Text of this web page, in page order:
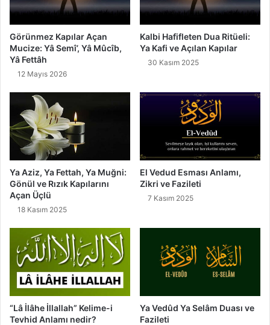
e
a
z
u
s
ı
ü
c
e
l
Görünmez Kapılar Açan
Mucize: Yâ Semî’, Yâ Mûcîb,
Yâ Fettâh
12 Mayıs 2026
Kalbi Hafifleten Dua Ritüeli:
Ya Kafi ve Açılan Kapılar
30 Kasım 2025
Ya Aziz, Ya Fettah, Ya Muğni:
Gönül ve Rızık Kapılarını
Açan Üçlü
18 Kasım 2025
El Vedud Esması Anlamı,
Zikri ve Fazileti
7 Kasım 2025
“Lâ İlâhe İllallah” Kelime-i
Tevhid Anlamı nedir?
Ya Vedûd Ya Selâm Duası ve
Fazileti